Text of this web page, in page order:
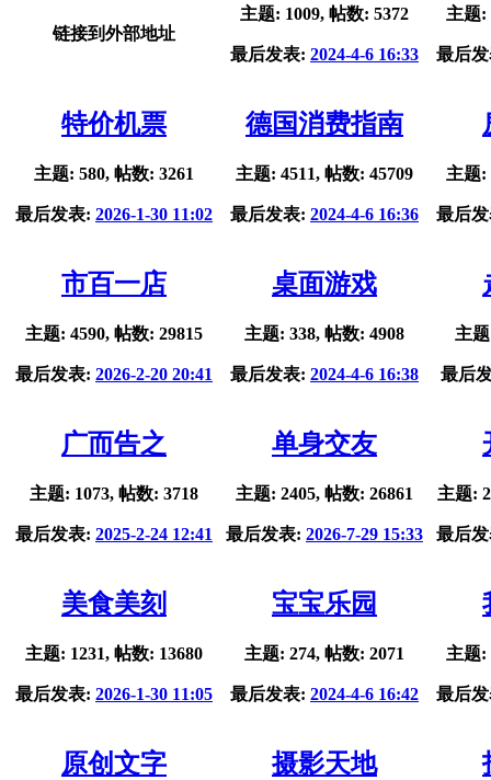
链接到外部地址
主题: 1009, 帖数: 5372
最后发表: 2024-4-6 16:33
主题:
最后
特价机票
主题: 580, 帖数: 3261
最后发表: 2026-1-30 11:02
德国消费指南
主题: 4511, 帖数: 45709
最后发表: 2024-4-6 16:36
主题:
最后
市百一店
主题: 4590, 帖数: 29815
最后发表: 2026-2-20 20:41
桌面游戏
主题: 338, 帖数: 4908
最后发表: 2024-4-6 16:38
主
最后
广而告之
主题: 1073, 帖数: 3718
最后发表: 2025-2-24 12:41
单身交友
主题: 2405, 帖数: 26861
最后发表: 2026-7-29 15:33
主题:
最后
美食美刻
主题: 1231, 帖数: 13680
最后发表: 2026-1-30 11:05
宝宝乐园
主题: 274, 帖数: 2071
最后发表: 2024-4-6 16:42
主题:
最后
原创文字 摄影天地